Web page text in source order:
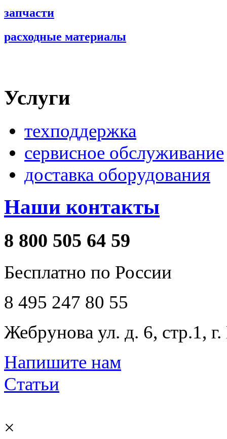
запчасти
расходные материалы
Услуги
техподдержка
сервисное обслуживание
доставка оборудования
Наши контакты
8 800 505 64 59
Бесплатно по России
8 495 247 80 55
Жебрунова ул. д. 6, стр.1,
Напишите нам
Статьи
×